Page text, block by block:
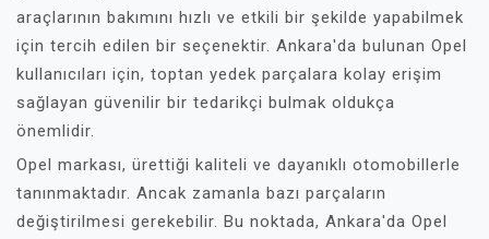
araçlarının bakımını hızlı ve etkili bir şekilde yapabilmek
için tercih edilen bir seçenektir. Ankara'da bulunan Opel
kullanıcıları için, toptan yedek parçalara kolay erişim
sağlayan güvenilir bir tedarikçi bulmak oldukça
önemlidir.
Opel markası, ürettiği kaliteli ve dayanıklı otomobillerle
tanınmaktadır. Ancak zamanla bazı parçaların
değiştirilmesi gerekebilir. Bu noktada, Ankara'da Opel